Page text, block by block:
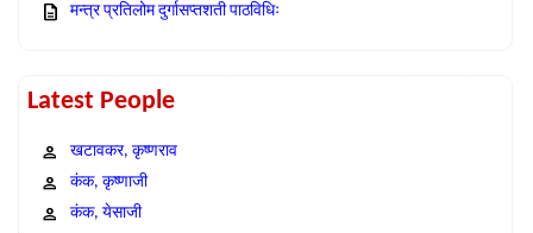
मन्त्र प्रतिलोम दुर्गासप्तशती पाठविधिः
Latest People
खटावकर, कृष्णराव
कंक, कृष्णाजी
कंक, येसाजी